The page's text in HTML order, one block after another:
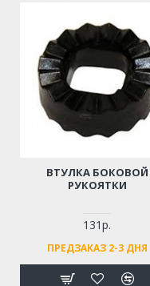
ВТУЛКА БОКОВОЙ
РУКОЯТКИ
131р.
ПРЕДЗАКАЗ 2-3 ДНЯ